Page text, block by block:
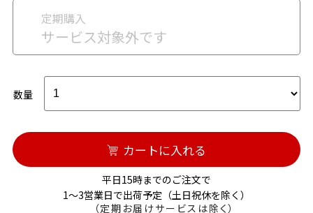
定期購入
サービス対象外です
数量
カートに入れる
平日15時までのご注文で
1～3営業日で出荷予定（土日祝休を除く）
（定期お届けサービスは除く）